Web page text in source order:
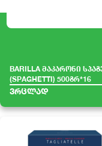
BARILLA მაკარონი
(SPAGHETTI) 500გრ*16
ვრცლად